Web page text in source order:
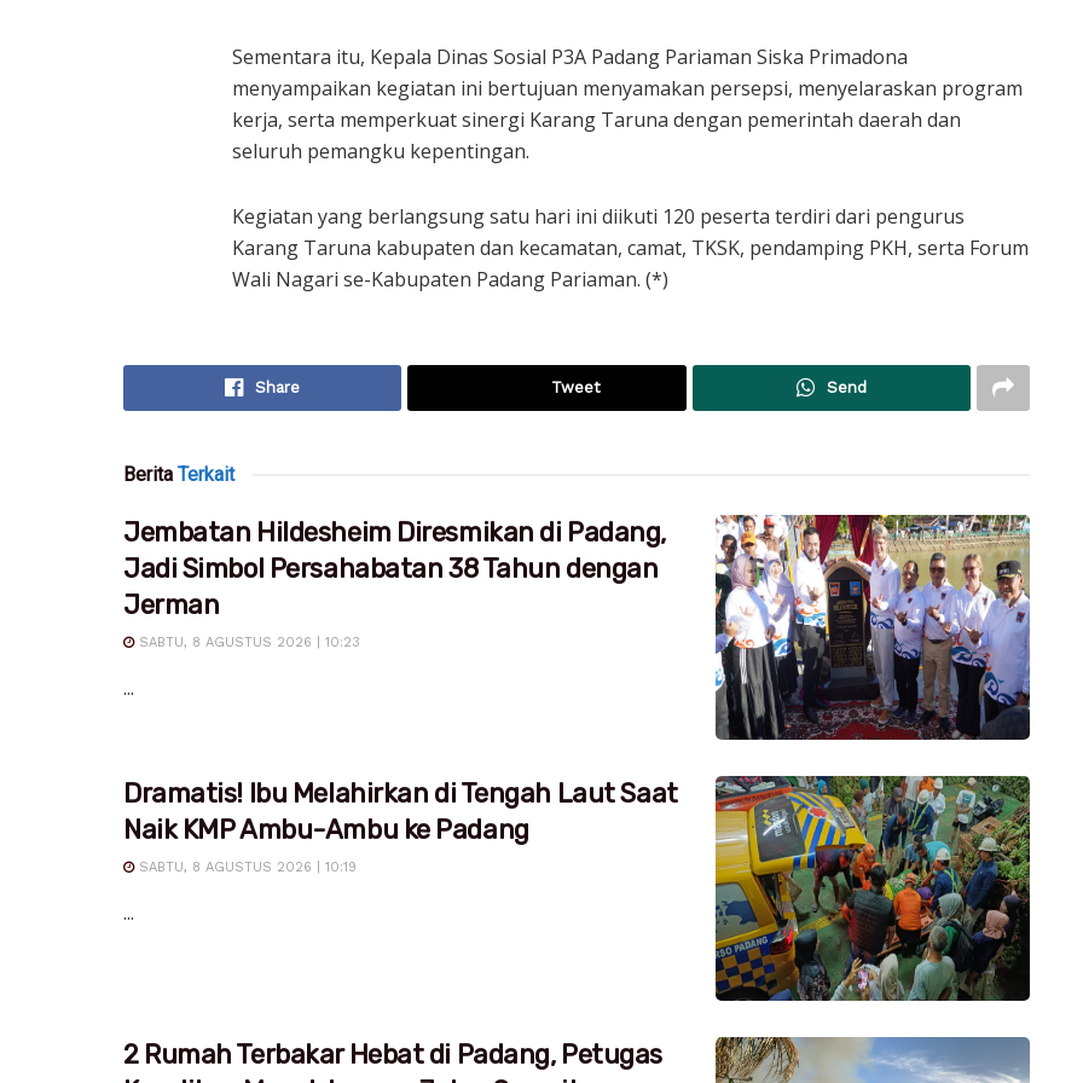
Sementara itu, Kepala Dinas Sosial P3A Padang Pariaman Siska Primadona
menyampaikan kegiatan ini bertujuan menyamakan persepsi, menyelaraskan program
kerja, serta memperkuat sinergi Karang Taruna dengan pemerintah daerah dan
seluruh pemangku kepentingan.
Kegiatan yang berlangsung satu hari ini diikuti 120 peserta terdiri dari pengurus
Karang Taruna kabupaten dan kecamatan, camat, TKSK, pendamping PKH, serta Forum
Wali Nagari se-Kabupaten Padang Pariaman. (*)
Share Tweet Send
Berita Terkait
Jembatan Hildesheim Diresmikan di Padang,
Jadi Simbol Persahabatan 38 Tahun dengan
Jerman
SABTU, 8 AGUSTUS 2026 | 10:23
...
Dramatis! Ibu Melahirkan di Tengah Laut Saat
Naik KMP Ambu-Ambu ke Padang
SABTU, 8 AGUSTUS 2026 | 10:19
...
2 Rumah Terbakar Hebat di Padang, Petugas